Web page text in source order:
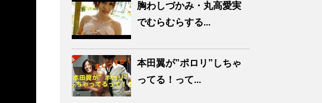
胸わしづかみ・丸高愛実
でむらむらする...
本田翼が”ポロリ”しちゃ
ってる！って...